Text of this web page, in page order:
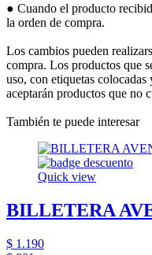
● Cuando el producto
la orden de compra.
Los cambios pueden
compra. Los productos que
uso, con etiquetas
aceptarán productos que no
También te puede interesar
Quick view
BILLETERA
$ 1.190